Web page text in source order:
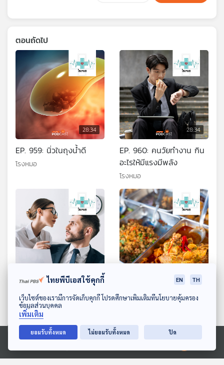
ดาวน์โหลด Thai PBS Podcast Application
Ⓒ 2020 องค์การกระจายเสียงและแพร่ภาพสาธารณะแห่งประเทศไทย
ตอนถัดไป
28:34
EP. 959: นิ่วในถุงน้ำดี
โรงหมอ
28:34
EP. 960: คนวัยทำงาน กิน
อะไรให้มีแรงมีพลัง
โรงหมอ
EP. 961: คุกคามทางเพศ
จะหลีกเลี่ยงอย่างไร
โรงหมอ
EP. 962: ความเค็ม ความ
เสี่ยง กับการเลี่ยง และลด
ตอนที่เกี่ยวข้อง
ไทยพีบีเอสใช้คุกกี้ EN TH
เว็บไซต์ของเรามีการจัดเก็บคุกกี้ โปรดศึกษาเพิ่มเติมที่นโยบายคุ้มครอง
ข้อมูลส่วนบุคคล
เพิ่มเติม
ยอมรับทั้งหมด ไม่ยอมรับทั้งหมด ปิด